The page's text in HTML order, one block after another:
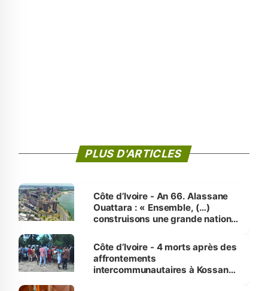
PLUS D'ARTICLES
Côte d’Ivoire - An 66. Alassane
Ouattara : « Ensemble, (…)
construisons une grande nation
générations futures »
Côte d’Ivoire - 4 morts après des
affrontements
intercommunautaires à Kossandji